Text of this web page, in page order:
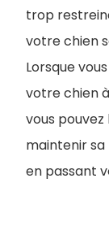
trop
votre chien
Lorsque
votre chien
vous
maintenir
en passant